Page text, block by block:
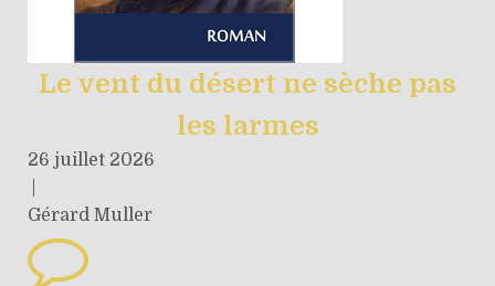
Le vent du désert ne sèche pas
les larmes
26 juillet 2026
Gérard Muller